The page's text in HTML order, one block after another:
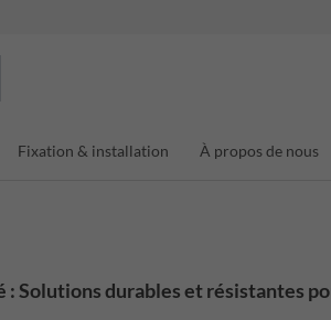
Fixation & installation À propos de nous
: Solutions durables et résistantes